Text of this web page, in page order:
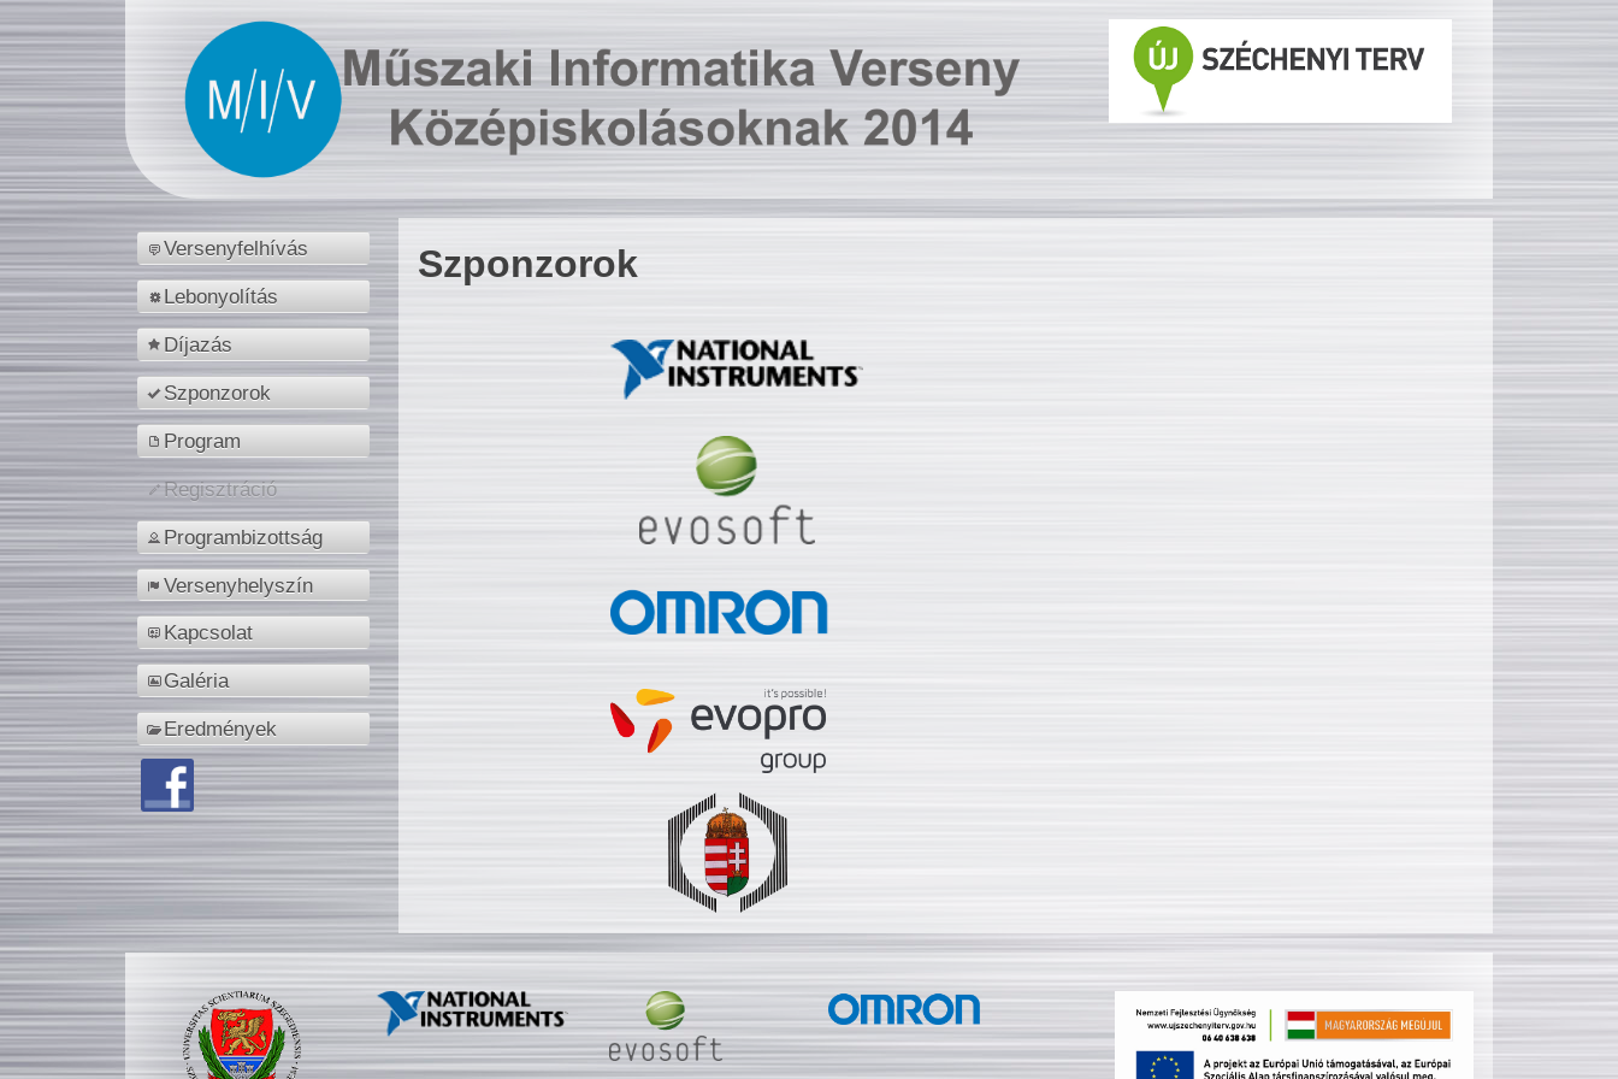
Versenyfelhívás
Lebonyolítás
Díjazás
Szponzorok
Program
Regisztráció
Programbizottság
Versenyhelyszín
Kapcsolat
Galéria
Eredmények
Szponzorok